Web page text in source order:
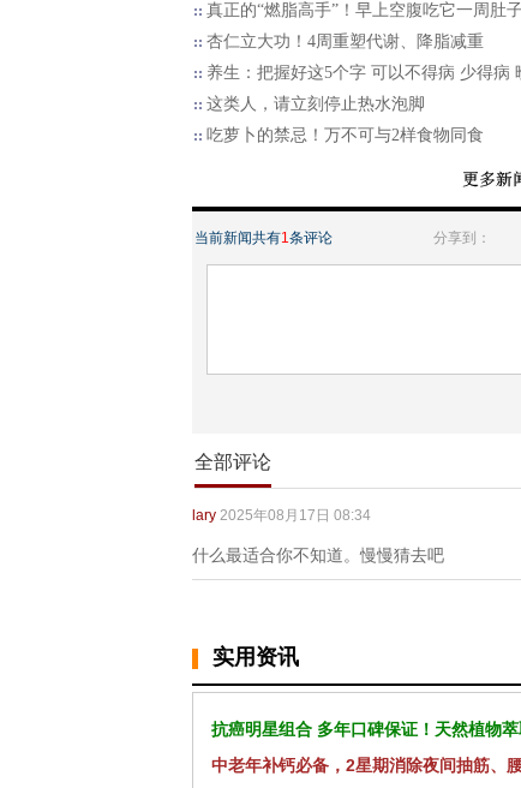
真正的“燃脂高手”！早上空腹吃它一周肚
杏仁立大功！4周重塑代谢、降脂减重
养生：把握好这5个字 可以不得病 少得病
这类人，请立刻停止热水泡脚
吃萝卜的禁忌！万不可与2样食物同食
当前新闻共有1条评论 分享到：
全部评论
lary 2025年08月17日 08:34
什么最适合你不知道。慢慢猜去吧
实用资讯
抗癌明星组合 多年口碑保证！天然植物
中老年补钙必备，2星期消除夜间抽筋、